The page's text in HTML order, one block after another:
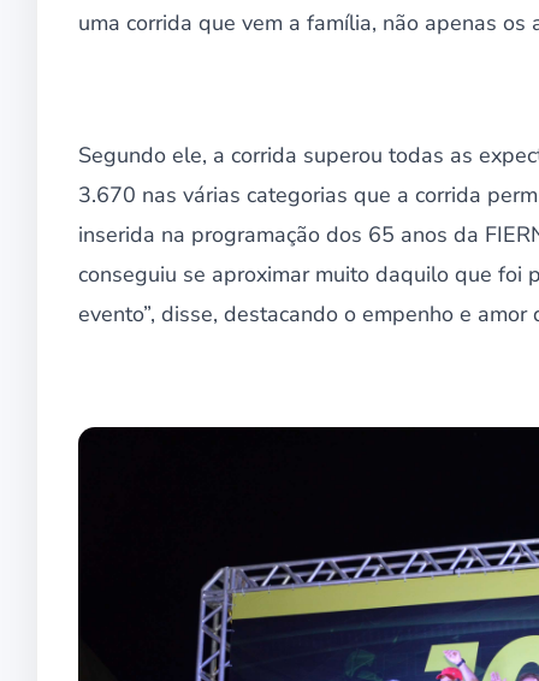
uma corrida que vem a família, não apenas os
Segundo ele, a corrida superou todas as
3.670 nas várias categorias que a corrida
inserida na programação dos 65 anos da
conseguiu se aproximar muito daquilo que foi
evento”, disse, destacando o empenho e